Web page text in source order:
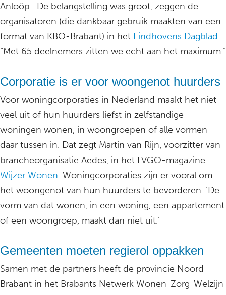
Anloôp. De belangstelling was groot, zeggen de
organisatoren (die dankbaar gebruik maakten van een
format van KBO-Brabant) in het Eindhovens Dagblad.
“Met 65 deelnemers zitten we echt aan het maximum.”
Corporatie is er voor woongenot huurders
Voor woningcorporaties in Nederland maakt het niet
veel uit of hun huurders liefst in zelfstandige
woningen wonen, in woongroepen of alle vormen
daar tussen in. Dat zegt Martin van Rijn, voorzitter van
brancheorganisatie Aedes, in het LVGO-magazine
Wijzer Wonen. Woningcorporaties zijn er vooral om
het woongenot van hun huurders te bevorderen. ‘De
vorm van dat wonen, in een woning, een appartement
of een woongroep, maakt dan niet uit.’
Gemeenten moeten regierol oppakken
Samen met de partners heeft de provincie Noord-
Brabant in het Brabants Netwerk Wonen-Zorg-Welzijn